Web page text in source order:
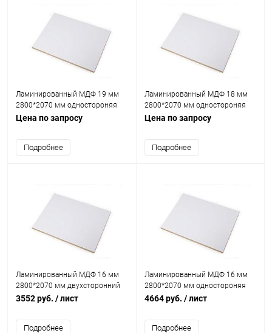
Ламинированный МДФ 19 мм
2800*2070 мм одностороняя
белая Кастамона ST
Цена по запросу
Подробнее
Ламинированный МДФ 18 мм
2800*2070 мм одностороняя
белая Кастамону
Цена по запросу
Подробнее
Ламинированный МДФ 16 мм
2800*2070 мм двухсторонний
белая Кастамона
3552 руб. / лист
Подробнее
Ламинированный МДФ 16 мм
2800*2070 мм одностороняя
белая Кастамона
4664 руб. / лист
Подробнее